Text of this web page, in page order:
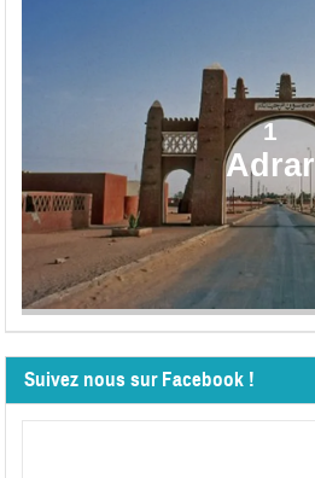
1
Adrar
Suivez nous sur Facebook !